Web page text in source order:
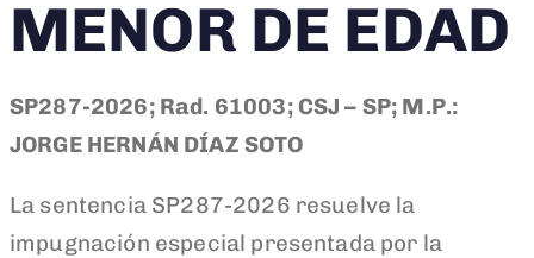
MENOR DE EDAD
SP287-2026; Rad. 61003; CSJ – SP; M.P.:
JORGE HERNÁN DÍAZ SOTO
La sentencia SP287-2026 resuelve la
impugnación especial presentada por la